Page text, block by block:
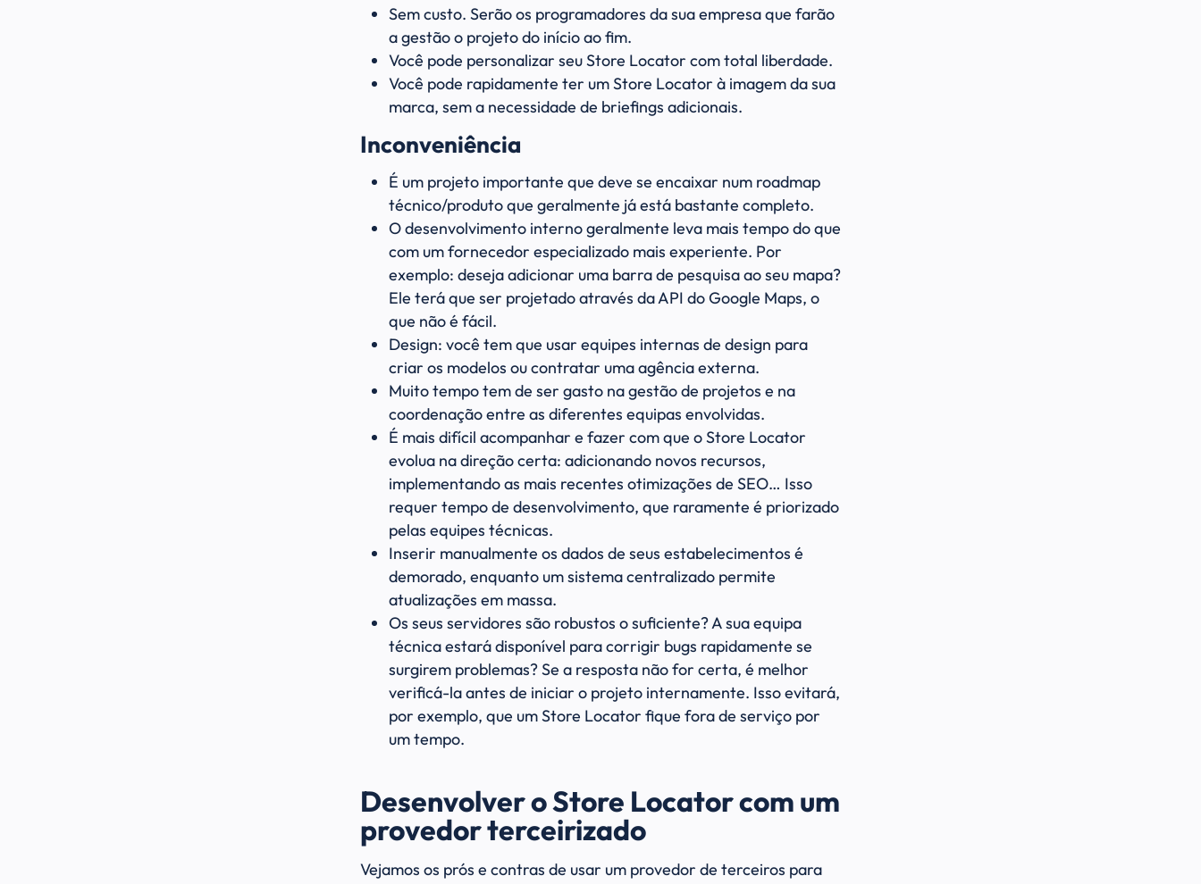
Sem custo. Serão os programadores da sua empresa que farão
a gestão o projeto do início ao fim.
Você pode personalizar seu Store Locator com total liberdade.
Você pode rapidamente ter um Store Locator à imagem da sua
marca, sem a necessidade de briefings adicionais.
Inconveniência
É um projeto importante que deve se encaixar num roadmap
técnico/produto que geralmente já está bastante completo.
O desenvolvimento interno geralmente leva mais tempo do que
com um fornecedor especializado mais experiente. Por
exemplo: deseja adicionar uma barra de pesquisa ao seu mapa?
Ele terá que ser projetado através da API do Google Maps, o
que não é fácil.
Design: você tem que usar equipes internas de design para
criar os modelos ou contratar uma agência externa.
Muito tempo tem de ser gasto na gestão de projetos e na
coordenação entre as diferentes equipas envolvidas.
É mais difícil acompanhar e fazer com que o Store Locator
evolua na direção certa: adicionando novos recursos,
implementando as mais recentes otimizações de SEO… Isso
requer tempo de desenvolvimento, que raramente é priorizado
pelas equipes técnicas.
Inserir manualmente os dados de seus estabelecimentos é
demorado, enquanto um sistema centralizado permite
atualizações em massa.
Os seus servidores são robustos o suficiente? A sua equipa
técnica estará disponível para corrigir bugs rapidamente se
surgirem problemas? Se a resposta não for certa, é melhor
verificá-la antes de iniciar o projeto internamente. Isso evitará,
por exemplo, que um Store Locator fique fora de serviço por
um tempo.
Desenvolver o Store Locator com um
provedor terceirizado
Vejamos os prós e contras de usar um provedor de terceiros para